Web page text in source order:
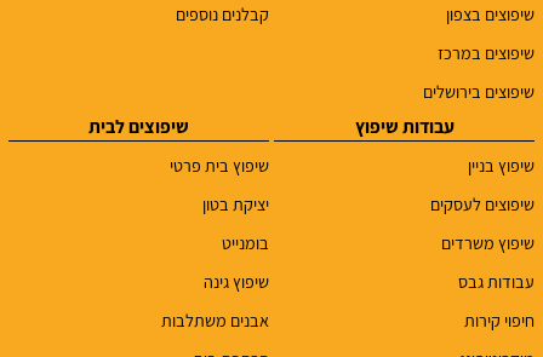
שיפוצים בצפון
שיפוצים במרכז
שיפוצים בירושלים
קבלנים נוספים
עבודות שיפוץ
שיפוץ בניין
שיפוצים לעסקים
שיפוץ משרדים
עבודות גבס
חיפוי קירות
שיפוצים לבית
שיפוץ בית פרטי
יציקת בטון
בומנייט
שיפוץ גינה
אבנים משתלבות